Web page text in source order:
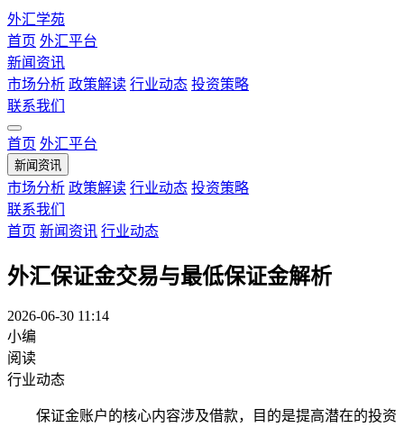
外汇学苑
首页 外汇平台
新闻资讯
市场分析 政策解读 行业动态 投资策略
联系我们
首页 外汇平台
新闻资讯
市场分析 政策解读 行业动态 投资策略
联系我们
首页 新闻资讯 行业动态
外汇保证金交易与最低保证金解析
2026-06-30 11:14
小编
阅读
行业动态
保证金账户的核心内容涉及借款，目的是提高潜在的投资